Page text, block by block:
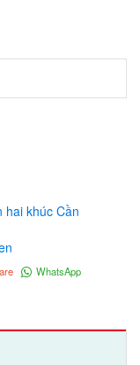
hai khúcCần
WhatsApp